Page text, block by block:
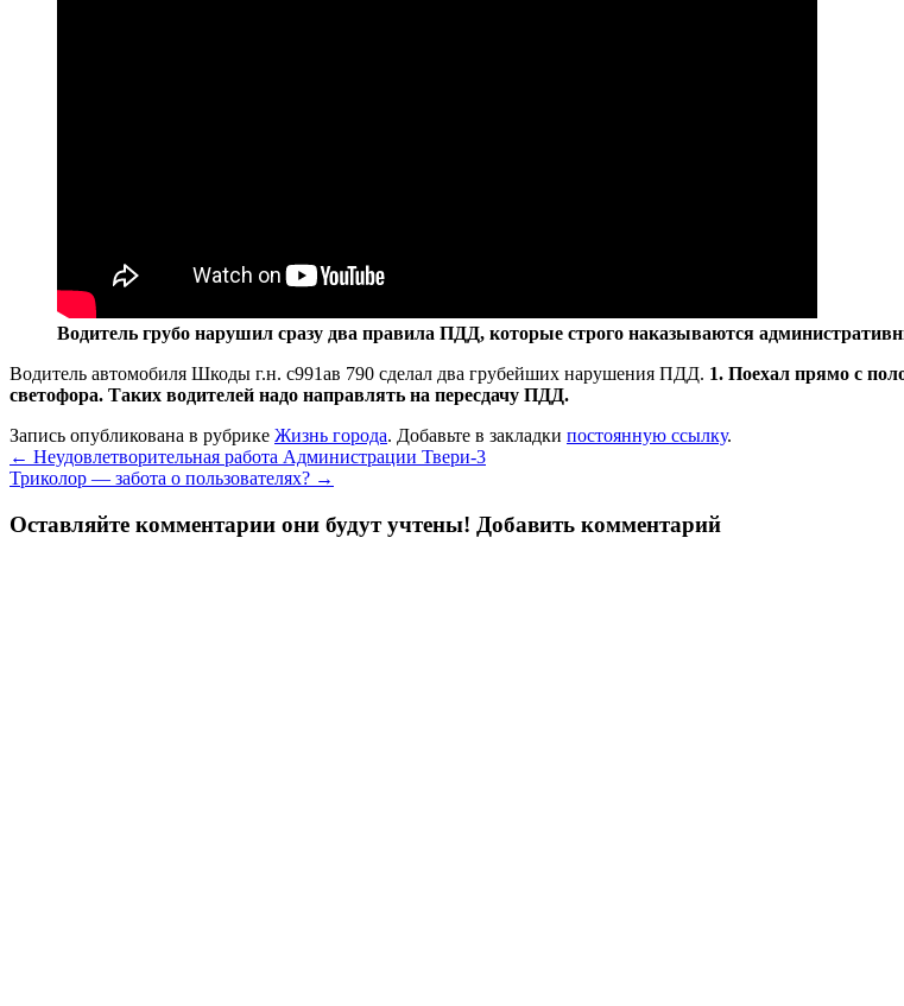
Водитель грубо нарушил сразу два правила ПДД, которые строго наказываются
Водитель автомобиля Шкоды г.н. с991ав 790 сделал два грубейших нарушения ПДД. 1. Поехал прямо с
светофора. Таких водителей надо направлять на пересдачу ПДД.
Запись опубликована в рубрике Жизнь города. Добавьте в закладки постоянную ссылку.
← Неудовлетворительная работа Администрации Твери-3
Триколор — забота о пользователях? →
Оставляйте комментарии они будут учтены! Добавить комментарий